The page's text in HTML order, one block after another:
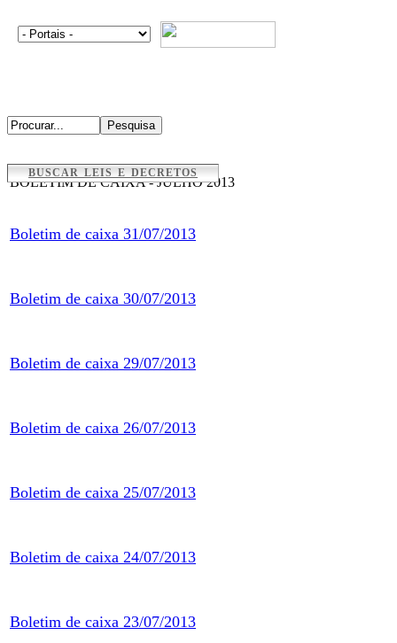
BUSCAR LEIS E DECRETOS
BOLETIM DE CAIXA - JULHO 2013
Boletim de caixa 31/07/2013
Boletim de caixa 30/07/2013
Boletim de caixa 29/07/2013
Boletim de caixa 26/07/2013
Boletim de caixa 25/07/2013
Boletim de caixa 24/07/2013
Boletim de caixa 23/07/2013